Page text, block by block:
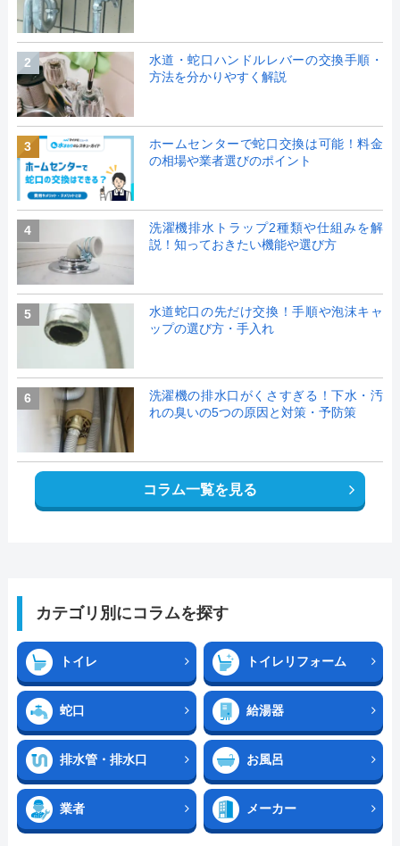
2
水道・蛇口ハンドルレバーの交換手順・
方法を分かりやすく解説
3
ホームセンターで蛇口交換は可能！料金
の相場や業者選びのポイント
4
洗濯機排水トラップ2種類や仕組みを解
説！知っておきたい機能や選び方
5
水道蛇口の先だけ交換！手順や泡沫キャ
ップの選び方・手入れ
6
洗濯機の排水口がくさすぎる！下水・汚
れの臭いの5つの原因と対策・予防策
コラム一覧を見る
カテゴリ別にコラムを探す
トイレ トイレリフォーム
蛇口 給湯器
排水管・排水口 お風呂
業者 メーカー